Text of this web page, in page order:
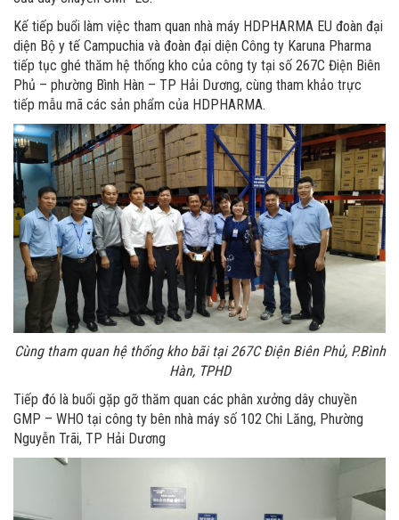
Kế tiếp buổi làm việc tham quan nhà máy HDPHARMA EU đoàn đại
diện Bộ y tế Campuchia và đoàn đại diện Công ty Karuna Pharma
tiếp tục ghé thăm hệ thống kho của công ty tại số 267C Điện Biên
Phủ – phường Bình Hàn – TP Hải Dương, cùng tham khảo trực
tiếp mẫu mã các sản phẩm của HDPHARMA.
Cùng tham quan hệ thống kho bãi tại 267C Điện Biên Phủ, P.Bình
Hàn, TPHD
Tiếp đó là buổi gặp gỡ thăm quan các phân xưởng dây chuyền
GMP – WHO tại công ty bên nhà máy số 102 Chi Lăng, Phường
Nguyễn Trãi, TP Hải Dương